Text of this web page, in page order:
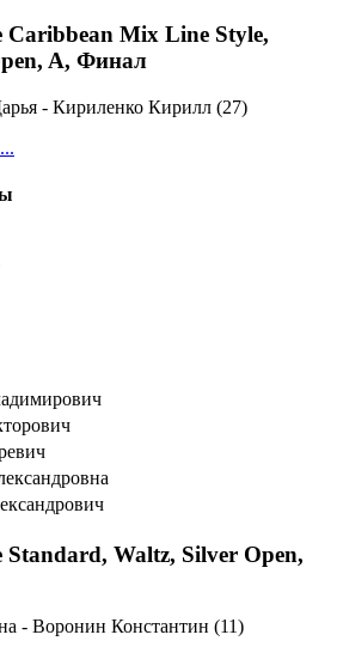
Caribbean Mix Line Style,
A, Финал
- Кириленко Кирилл (27)
Standard, Waltz, Silver Open,
- Воронин Константин (11)